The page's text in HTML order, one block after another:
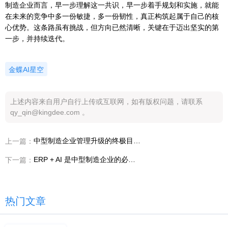
制造企业而言，早一步理解这一共识，早一步着手规划和实施，就能
在未来的竞争中多一份敏捷，多一份韧性，真正构筑起属于自己的核
心优势。这条路虽有挑战，但方向已然清晰，关键在于迈出坚实的第
一步，并持续迭代。
金蝶AI星空
上述内容来自用户自行上传或互联网，如有版权问题，请联系
qy_qin@kingdee.com 。
上一篇：
下一篇：
热门文章